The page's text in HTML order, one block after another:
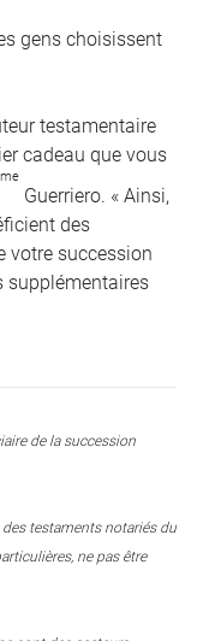
gens choisissent
testamentaire
cadeau que vous
me
Guerriero. « Ainsi,
des
votre succession
supplémentaires
de la succession
des testaments notariés du
ne pas être